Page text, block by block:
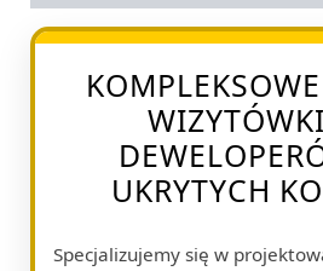
UKRYTYCH
Specjalizujemy się w